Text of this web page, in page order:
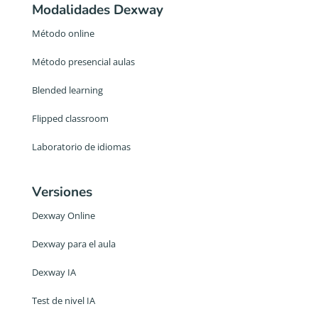
Modalidades Dexway
Método online
Método presencial aulas
Blended learning
Flipped classroom
Laboratorio de idiomas
Versiones
Dexway Online
Dexway para el aula
Dexway IA
Test de nivel IA